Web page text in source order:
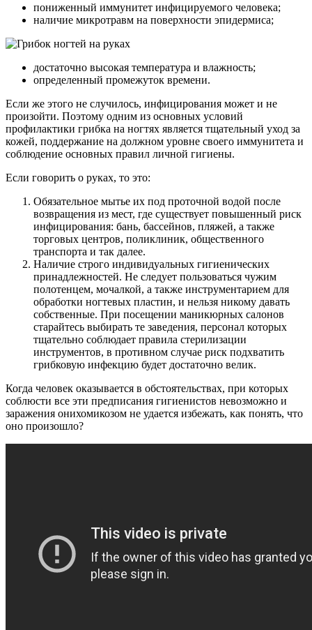
пониженный иммунитет инфицируемого человека;
наличие микротравм на поверхности эпидермиса;
достаточно высокая температура и влажность;
определенный промежуток времени.
Если же этого не случилось, инфицирования может и не
произойти. Поэтому одним из основных условий
профилактики грибка на ногтях является тщательный уход за
кожей, поддержание на должном уровне своего иммунитета и
соблюдение основных правил личной гигиены.
Если говорить о руках, то это:
Обязательное мытье их под проточной водой после
возвращения из мест, где существует повышенный риск
инфицирования: бань, бассейнов, пляжей, а также
торговых центров, поликлиник, общественного
транспорта и так далее.
Наличие строго индивидуальных гигиенических
принадлежностей. Не следует пользоваться чужим
полотенцем, мочалкой, а также инструментарием для
обработки ногтевых пластин, и нельзя никому давать
собственные. При посещении маникюрных салонов
старайтесь выбирать те заведения, персонал которых
тщательно соблюдает правила стерилизации
инструментов, в противном случае риск подхватить
грибковую инфекцию будет достаточно велик.
Когда человек оказывается в обстоятельствах, при которых
соблюсти все эти предписания гигиенистов невозможно и
заражения онихомикозом не удается избежать, как понять, что
оно произошло?